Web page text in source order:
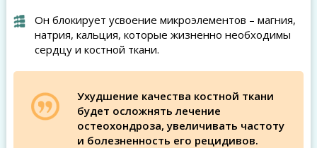
Он блокирует усвоение микроэлементов – магния,
натрия, кальция, которые жизненно необходимы
сердцу и костной ткани.
Ухудшение качества костной ткани
будет осложнять лечение
остеохондроза, увеличивать частоту
и болезненность его рецидивов.